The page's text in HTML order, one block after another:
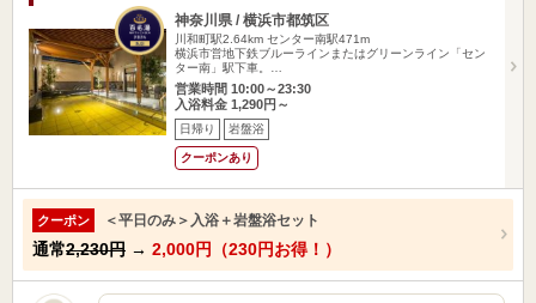
神奈川県 / 横浜市都筑区
川和町駅2.64km センター南駅471m
横浜市営地下鉄ブルーラインまたはグリーンライン「セン
ター南」駅下車。…
営業時間 10:00～23:30
入浴料金 1,290円～
日帰り 岩盤浴
クーポンあり
クーポン ＜平日のみ＞入浴＋岩盤浴セット
通常2,230円 → 2,000円（230円お得！）